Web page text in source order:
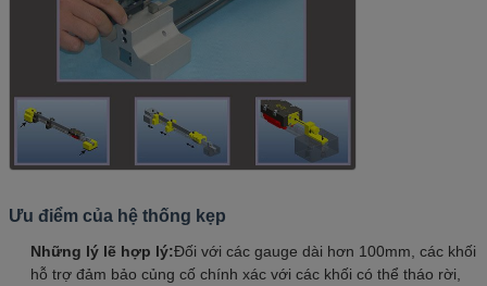
Ưu điểm của hệ thống kẹp
Những lý lẽ hợp lý:Đối với các gauge dài hơn 100mm, các khối
hỗ trợ đảm bảo củng cố chính xác với các khối có thể tháo rời,